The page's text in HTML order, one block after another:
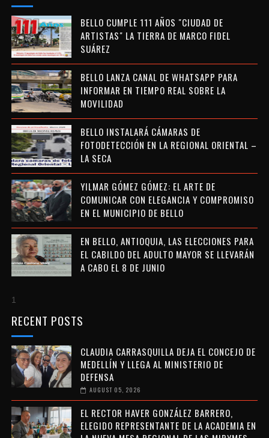
BELLO CUMPLE 111 AÑOS "CIUDAD DE
ARTISTAS" LA TIERRA DE MARCO FIDEL
SUÁREZ
BELLO LANZA CANAL DE WHATSAPP PARA
INFORMAR EN TIEMPO REAL SOBRE LA
MOVILIDAD
BELLO INSTALARÁ CÁMARAS DE
FOTODETECCIÓN EN LA REGIONAL ORIENTAL –
LA SECA
YILMAR GÓMEZ GÓMEZ: EL ARTE DE
COMUNICAR CON ELEGANCIA Y COMPROMISO
EN EL MUNICIPIO DE BELLO
EN BELLO, ANTIOQUIA, LAS ELECCIONES PARA
EL CABILDO DEL ADULTO MAYOR SE LLEVARÁN
A CABO EL 8 DE JUNIO
1
RECENT POSTS
CLAUDIA CARRASQUILLA DEJA EL CONCEJO DE
MEDELLÍN Y LLEGA AL MINISTERIO DE
DEFENSA
AUGUST 05, 2026
EL RECTOR HAVER GONZÁLEZ BARRERO,
ELEGIDO REPRESENTANTE DE LA ACADEMIA EN